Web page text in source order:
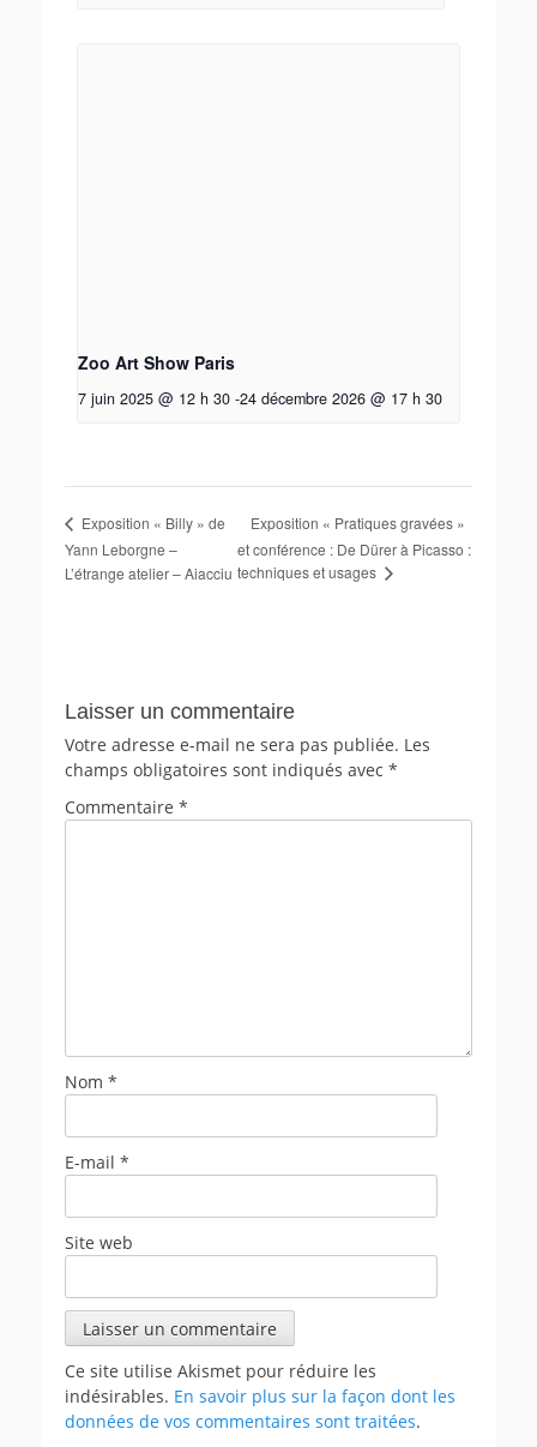
Zoo Art Show Paris
7 juin 2025 @ 12 h 30 -24 décembre 2026 @ 17 h 30
Exposition « Billy » de
Yann Leborgne –
L’étrange atelier – Aiacciu
Exposition « Pratiques gravées »
et conférence : De Dürer à Picasso :
techniques et usages
Laisser un commentaire
Votre adresse e-mail ne sera pas publiée. Les
champs obligatoires sont indiqués avec *
Commentaire *
Nom *
E-mail *
Site web
Ce site utilise Akismet pour réduire les
indésirables. En savoir plus sur la façon dont les
données de vos commentaires sont traitées.